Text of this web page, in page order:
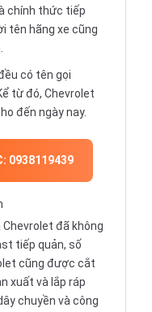
chính thức tiếp
tên hãng xe cũng
có tên gọi
từ đó, Chevrolet
đến ngày nay.
0938119439
Chevrolet đã không
tiếp quản, số
cũng được cắt
xuất và lắp ráp
chuyền và công